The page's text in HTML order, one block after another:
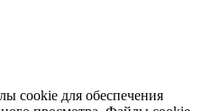
cookie для обеспечения